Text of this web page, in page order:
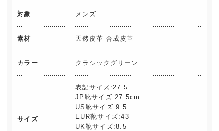
対象 メンズ
素材 天然皮革 合成皮革
カラー クラシックグリーン
サイズ
表記サイズ:27.5
JP靴サイズ:27.5cm
US靴サイズ:9.5
EUR靴サイズ:43
UK靴サイズ:8.5